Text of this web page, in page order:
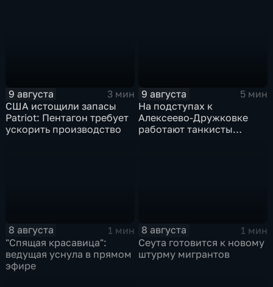
9 августа
3 мин
США истощили запасы
Patriot: Пентагон требует
ускорить производство
9 августа
5 мин
На подступах к
Алексеево-Дружковке
работают танкисты
8 августа
1 мин
"Спящая красавица":
ведущая уснула в прямом
эфире
8 августа
1 мин
Сеута готовится к новому
штурму мигрантов